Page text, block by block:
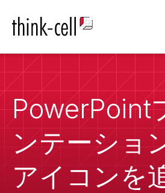
PowerPoint
ンテーショ
アイコンを